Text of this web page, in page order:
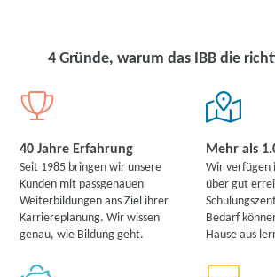
4 Gründe, warum das IBB die
40 Jahre Erfahrung
Seit 1985 bringen wir unsere
Kunden mit passgenauen
Weiterbildungen ans Ziel ihrer
Karriereplanung. Wir wissen
genau, wie Bildung geht.
Mehr als
Wir verfügen
über gut
Bedarf
Hause aus